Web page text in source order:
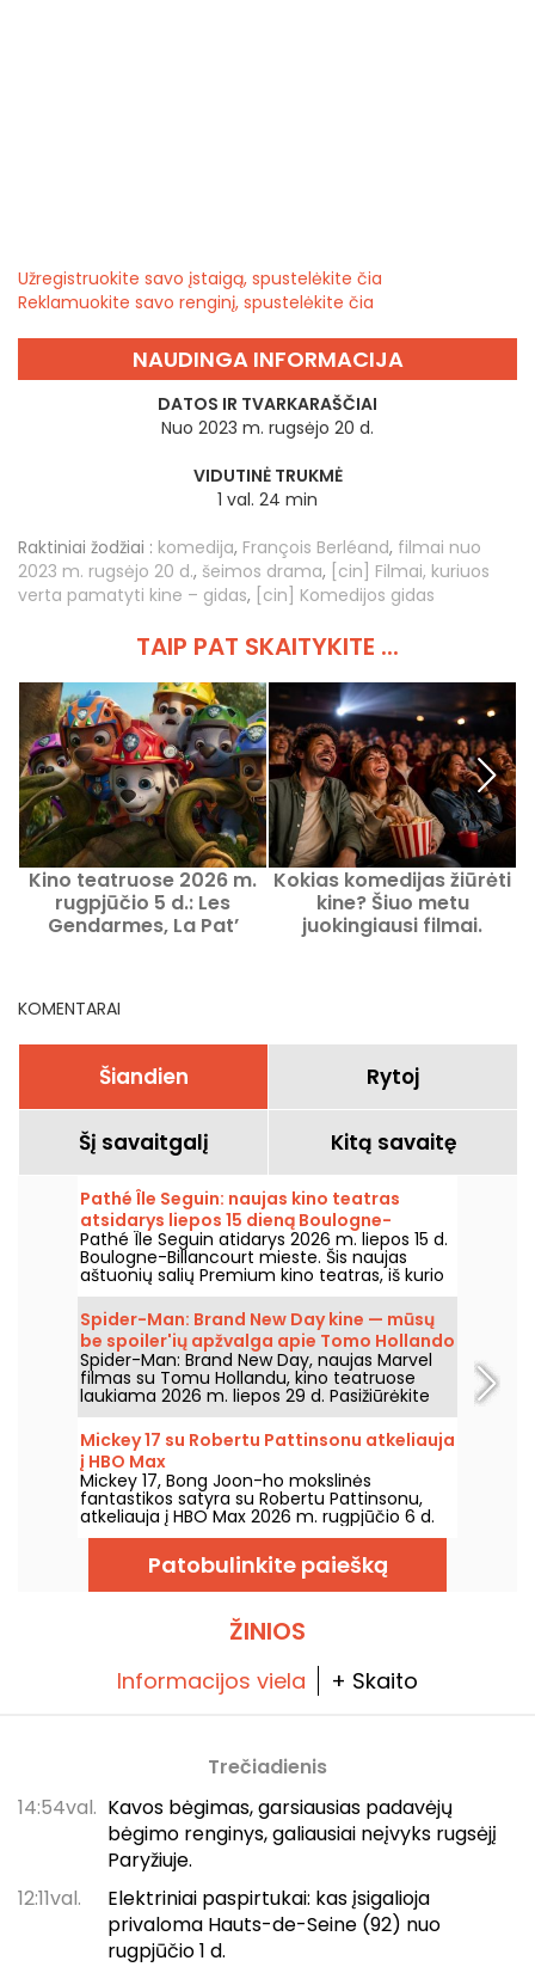
Užregistruokite savo įstaigą, spustelėkite čia
Reklamuokite savo renginį, spustelėkite čia
NAUDINGA INFORMACIJA
DATOS IR TVARKARAŠČIAI
Nuo 2023 m. rugsėjo 20 d.
VIDUTINĖ TRUKMĖ
1 val. 24 min
Raktiniai žodžiai : komedija, François Berléand, filmai nuo
2023 m. rugsėjo 20 d., šeimos drama, [cin] Filmai, kuriuos
verta pamatyti kine – gidas, [cin] Komedijos gidas
TAIP PAT SKAITYKITE ...
Kino teatruose 2026 m.
rugpjūčio 5 d.: Les
Gendarmes, La Pat’
Kokias komedijas žiūrėti
kine? Šiuo metu
juokingiausi filmai.
KOMENTARAI
Šiandien Rytoj
Šį savaitgalį Kitą savaitę
Pathé Île Seguin: naujas kino teatras
atsidarys liepos 15 dieną Boulogne-
Billancourt
Pathé Île Seguin atidarys 2026 m. liepos 15 d.
Boulogne-Billancourt mieste. Šis naujas
aštuonių salių Premium kino teatras, iš kurio
viena salė – IMAX, įsikurs Pointe des Arts
teritorijoje Île Seguin saloje.
Spider-Man: Brand New Day kine — mūsų
be spoiler'ių apžvalga apie Tomo Hollando
grįžimą į Žmogų-Vorą
Spider-Man: Brand New Day, naujas Marvel
filmas su Tomu Hollandu, kino teatruose
laukiama 2026 m. liepos 29 d. Pasižiūrėkite
mūsų apžvalgą!
Mickey 17 su Robertu Pattinsonu atkeliauja
į HBO Max
Mickey 17, Bong Joon-ho mokslinės
fantastikos satyra su Robertu Pattinsonu,
atkeliauja į HBO Max 2026 m. rugpjūčio 6 d.
Patobulinkite paiešką
ŽINIOS
Informacijos viela + Skaito
Trečiadienis
14:54val. Kavos bėgimas, garsiausias padavėjų
bėgimo renginys, galiausiai neįvyks rugsėjį
Paryžiuje.
12:11val.
Elektriniai paspirtukai: kas įsigalioja
privaloma Hauts-de-Seine (92) nuo
rugpjūčio 1 d.